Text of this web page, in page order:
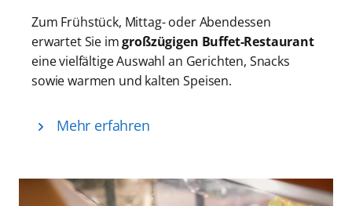
Zum Frühstück, Mittag- oder Abendessen
erwartet Sie imgroßzügigen Buffet-Restaurant
eine vielfältige Auswahl an Gerichten, Snacks
sowie warmen und kalten Speisen.
Mehr erfahren